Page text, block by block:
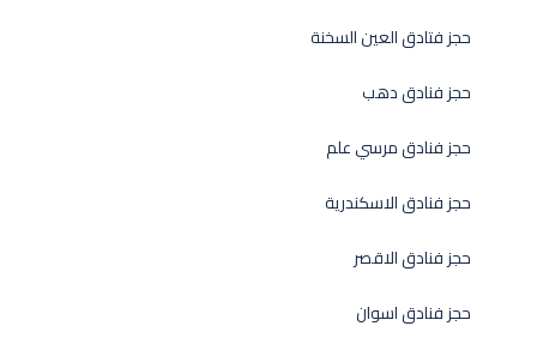
حجز فتادق العين السخنة
حجز فنادق دهب
حجز فنادق مرسي علم
حجز فنادق الاسكندرية
حجز فنادق الاقصر
حجز فنادق اسوان